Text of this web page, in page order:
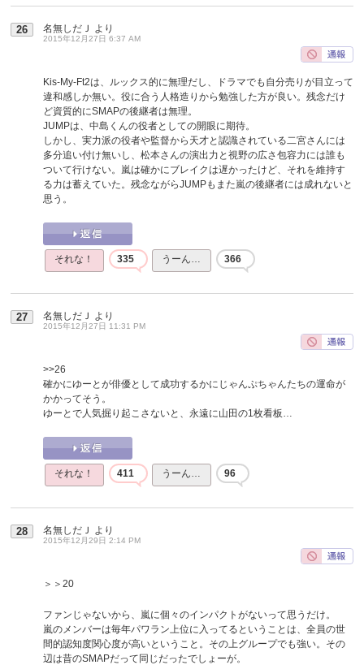
26 名無しだＪ より
2015年12月27日 6:37 AM
Kis-My-Ft2は、ルックス的に無理だし、ドラマでも自分売りが目立って
違和感しか無い。役に合う人格造りから勉強した方が良い。残念だけ
ど資質的にSMAPの後継者は無理。
JUMPは、中島くんの役者としての開眼に期待。
しかし、実力派の役者や監督から天才と認識されている二宮さんには
多分追い付け無いし、松本さんの演出力と視野の広さ包容力には誰も
ついて行けない。嵐は確かにブレイクは遅かったけど、それを維持す
る力は蓄えていた。残念ながらJUMPもまた嵐の後継者には成れないと
思う。
それな！ 335 うーん… 366
27 名無しだＪ より
2015年12月27日 11:31 PM
>>26
確かにゆーとが俳優として成功するかにじゃんぷちゃんたちの運命が
かかってそう。
ゆーとで人気掘り起こさないと、永遠に山田の1枚看板…
それな！ 411 うーん… 96
28 名無しだＪ より
2015年12月29日 2:14 PM
＞＞20
ファンじゃないから、嵐に個々のインパクトがないって思うだけ。
嵐のメンバーは毎年パワラン上位に入ってるということは、全員の世
間的認知度関心度が高いということ。その上グループでも強い。その
辺は昔のSMAPだって同じだったでしょーが。